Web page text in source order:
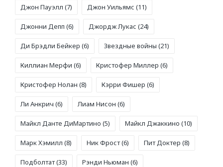
Джон Пауэлл (7) Джон Уильямс (11)
Джонни Депп (6) Джордж Лукас (24)
Ди Брэдли Бейкер (6) Звездные войны (21)
Киллиан Мерфи (6) Кристофер Миллер (6)
Кристофер Нолан (8) Кэрри Фишер (6)
Ли Анкрич (6) Лиам Нисон (6)
Майкл Данте ДиМартино (5) Майкл Джаккино (10)
Марк Хэмилл (8) Ник Фрост(6) Пит Доктер (8)
Подболтат(33) Рэнди Ньюман (6)